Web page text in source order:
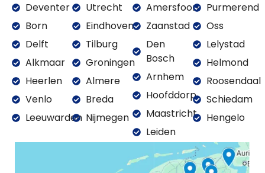
Deventer
Born
Delft
Alkmaar
Heerlen
Venlo
Leeuwarden
Utrecht
Eindhoven
Tilburg
Groningen
Almere
Breda
Nijmegen
Amersfoort
Zaanstad
Den
Bosch
Arnhem
Hoofddorp
Maastricht
Leiden
Purmerend
Oss
Lelystad
Helmond
Roosendaal
Schiedam
Hengelo